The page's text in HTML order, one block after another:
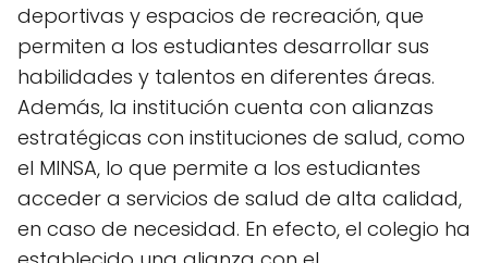
deportivas y espacios de recreación, que
permiten a los estudiantes desarrollar sus
habilidades y talentos en diferentes áreas.
Además, la institución cuenta con alianzas
estratégicas con instituciones de salud, como
el MINSA, lo que permite a los estudiantes
acceder a servicios de salud de alta calidad,
en caso de necesidad. En efecto, el colegio ha